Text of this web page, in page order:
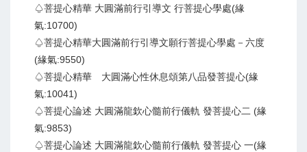
♤菩提心精華 大圓滿前行引導文 行菩提心學處(緣
氣:10700)
♤菩提心精華大圓滿前行引導文願行菩提心學處－六度
(緣氣:9550)
♤菩提心精華 大圓滿心性休息頌第八品發菩提心(緣
氣:10041)
♤菩提心論述 大圓滿龍欽心髓前行儀軌 發菩提心二 (緣
氣:9853)
♤菩提心論述 大圓滿龍欽心髓前行儀軌 發菩提心 一(緣